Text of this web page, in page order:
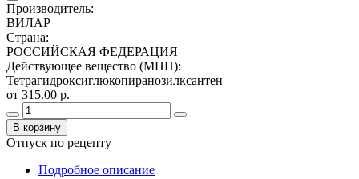
Производитель:
ВИЛАР
Страна:
РОССИЙСКАЯ ФЕДЕРАЦИЯ
Действующее вещество (МНН):
Тетрагидроксиглюкопиранозилксантен
от 315.00 р.
В корзину
Отпуск по рецепту
Подробное описание